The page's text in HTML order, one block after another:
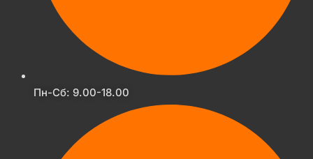
Пн-Сб: 9.00-18.00